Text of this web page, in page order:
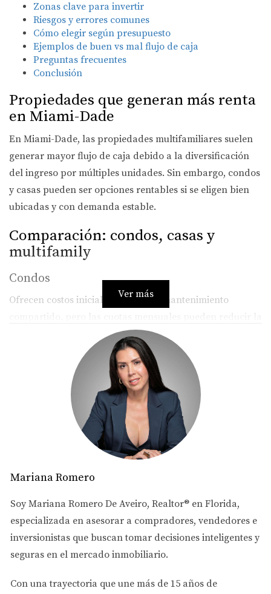
Zonas clave para invertir
Riesgos y errores comunes
Cómo elegir según presupuesto
Ejemplos de buen vs mal flujo de caja
Preguntas frecuentes
Conclusión
Propiedades que generan más renta
en Miami-Dade
En Miami-Dade, las propiedades multifamiliares suelen
generar mayor flujo de caja debido a la diversificación
del ingreso por múltiples unidades. Sin embargo, condos
y casas pueden ser opciones rentables si se eligen bien
ubicadas y con demanda estable.
Comparación: condos, casas y
multifamily
Condos
Ofrecen costos iniciales menores y mantenimiento
rentabilidad. Son ideales para presupuestos ajustados
($150K–$300K) y para quienes buscan menor gestión
Casas unifamiliares
Tienen mayor demanda entre familias, pero suelen
requerir más mantenimiento. Ofrecen buena valorización
y flujo moderado. Apropiadas para presupuestos medios
Son propiedades con varias unidades que permiten
diversificar ingresos y reducir riesgos por vacancia.
Aunque requieren mayor inversión inicial ($350K–$500K),
inversionistas más activos.
Ver más
Mariana Romero
Soy Mariana Romero De Aveiro, Realtor® en Florida,
especializada en asesorar a compradores, vendedores e
inversionistas que buscan tomar decisiones inteligentes y
seguras en el mercado inmobiliario.
Con una trayectoria que une más de 15 años de